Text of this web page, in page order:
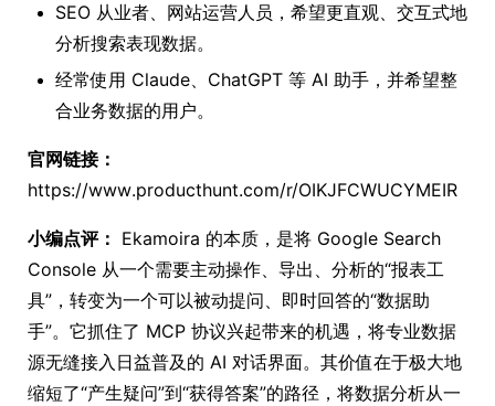
SEO 从业者、网站运营人员，希望更直观、交互式地
分析搜索表现数据。
经常使用 Claude、ChatGPT 等 AI 助手，并希望整
合业务数据的用户。
官网链接：
https://www.producthunt.com/r/OIKJFCWUCYMEIR
小编点评： Ekamoira 的本质，是将 Google Search
Console 从一个需要主动操作、导出、分析的“报表工
具”，转变为一个可以被动提问、即时回答的“数据助
手”。它抓住了 MCP 协议兴起带来的机遇，将专业数据
源无缝接入日益普及的 AI 对话界面。其价值在于极大地
缩短了“产生疑问”到“获得答案”的路径，将数据分析从一